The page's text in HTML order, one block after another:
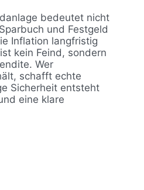
bedeutet nicht
und Festgeld
Inflation langfristig
kein Feind, sondern
Wer
schafft echte
Sicherheit entsteht
eine klare